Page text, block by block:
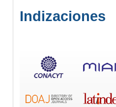
Indizaciones